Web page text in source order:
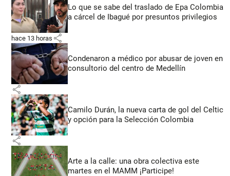
Lo que se sabe del traslado de Epa Colombia
a cárcel de Ibagué por presuntos privilegios
hace 13 horas share
Condenaron a médico por abusar de joven en
consultorio del centro de Medellín
share
Camilo Durán, la nueva carta de gol del Celtic
y opción para la Selección Colombia
share
Arte a la calle: una obra colectiva este
martes en el MAMM ¡Participe!